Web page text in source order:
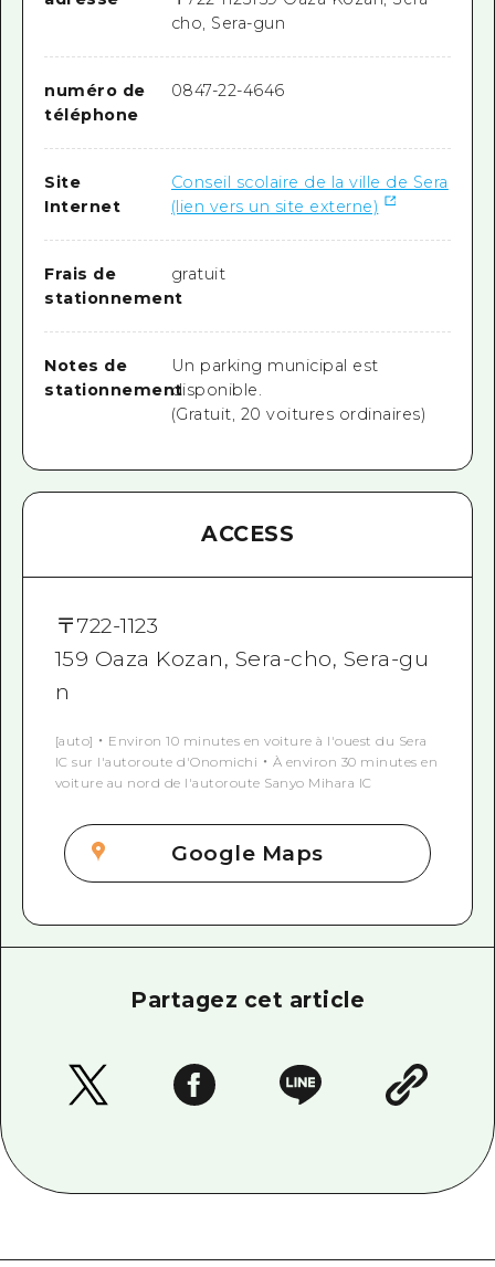
cho, Sera-gun
numéro de
téléphone
0847-22-4646
Site
Internet
Conseil scolaire de la ville de Sera
(lien vers un site externe)
Frais de
stationnement
gratuit
Notes de
stationnement
Un parking municipal est
disponible.
(Gratuit, 20 voitures ordinaires)
ACCESS
〒722-1123
159 Oaza Kozan, Sera-cho, Sera-gu
n
[auto] ・ Environ 10 minutes en voiture à l'ouest du Sera
IC sur l'autoroute d'Onomichi ・ À environ 30 minutes en
voiture au nord de l'autoroute Sanyo Mihara IC
Google Maps
Partagez cet article